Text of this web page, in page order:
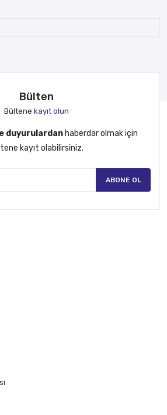
Bülten
Bültene kayıt olun
duyurulardanhaberdar olmak için
kayıt olabilirsiniz.
ABONE OL